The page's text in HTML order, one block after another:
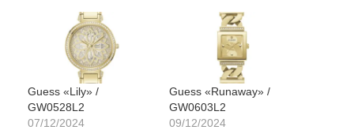
Guess «Lily» /
GW0528L2
07/12/2024
Guess «Runaway» /
GW0603L2
09/12/2024